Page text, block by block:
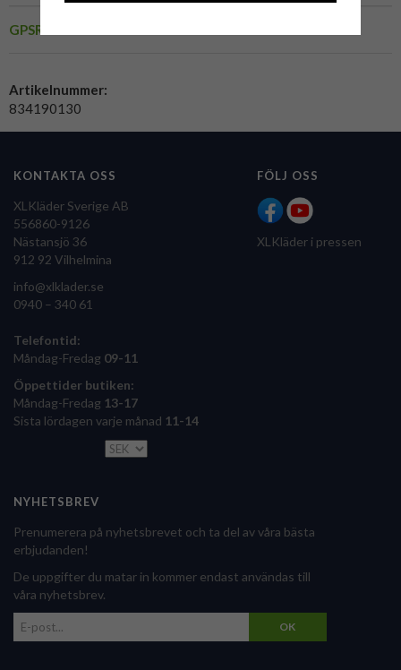
GPSR
Artikelnummer:
834190130
KONTAKTA OSS
XLKläder Sverige AB
556860-9126
Nästansjö 36
912 92 Vilhelmina
info@xlklader.se
0940 – 340 61
Telefontid:
Måndag-Fredag 09-11
Öppettider butiken:
Måndag-Fredag 13-17
Sista lördagen varje månad 11-14
FÖLJ OSS
XLKläder i pressen
NYHETSBREV
Prenumerera på nyhetsbrevet och ta del av våra bästa
erbjudanden!
De uppgifter du matar in kommer endast användas till
våra nyhetsbrev.
OK